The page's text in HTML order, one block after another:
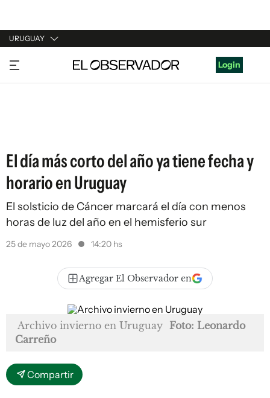
URUGUAY
URUGUAY
ARGENTINA
Login
El día más corto del año ya tiene fecha y
horario en Uruguay
El solsticio de Cáncer marcará el día con menos
horas de luz del año en el hemisferio sur
25 de mayo 2026 14:20 hs
Agregar El Observador en
Archivo invierno en Uruguay Foto: Leonardo
Carreño
Compartir